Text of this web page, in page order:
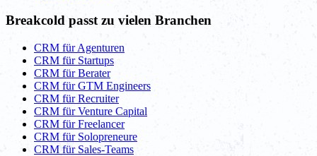
Breakcold passt zu vielen Branchen
CRM für Agenturen
CRM für Startups
CRM für Berater
CRM für GTM Engineers
CRM für Recruiter
CRM für Venture Capital
CRM für Freelancer
CRM für Solopreneure
CRM für Sales-Teams